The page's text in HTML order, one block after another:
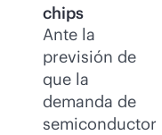
chips
Ante la
previsión de
que la
demanda de
semiconductor